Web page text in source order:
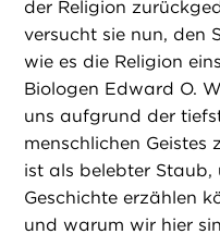
der Religion
versucht sie nun, den
wie es die Religion
Biologen Edward O.
uns aufgrund der
menschlichen
ist als belebter Staub,
Geschichte erzählen
und warum wir hier